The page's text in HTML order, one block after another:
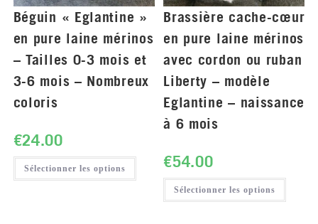
Béguin « Eglantine »
en pure laine mérinos
– Tailles 0-3 mois et
3-6 mois – Nombreux
coloris
€24.00
Sélectionner les options
Brassière cache-cœur
en pure laine mérinos
avec cordon ou ruban
Liberty – modèle
Eglantine – naissance
à 6 mois
€54.00
Sélectionner les options